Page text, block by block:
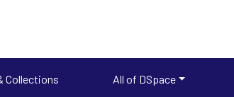
Collections All of DSpace